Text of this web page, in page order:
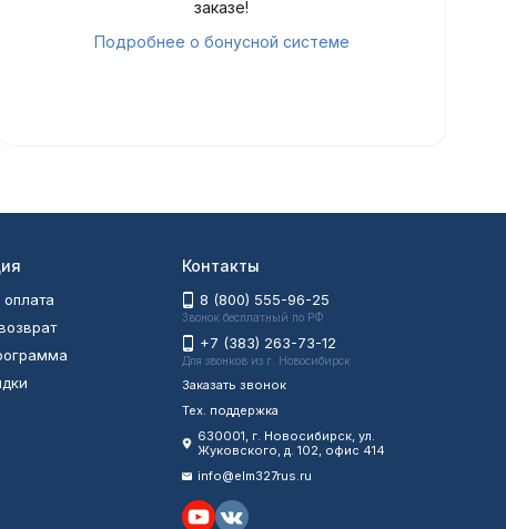
заказе!
Подробнее о бонусной системе
Контакты
8 (800) 555-96-25
Звонок бесплатный по РФ
+7 (383) 263-73-12
Для звонков из г. Новосибирск
Заказать звонок
Тех. поддержка
630001, г. Новосибирск, ул.
Жуковского, д. 102, офис 414
info@elm327rus.ru